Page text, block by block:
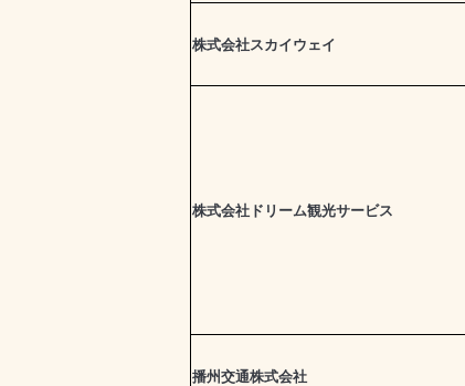
株式会社スカイウェイ
株式会社ドリーム観光サービス
播州交通株式会社